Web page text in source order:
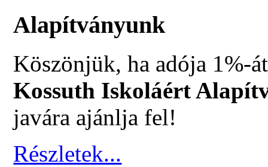
Alapítványunk
Köszönjük, ha adója 1%-
Kossuth Iskoláért
javára ajánlja fel!
Részletek...